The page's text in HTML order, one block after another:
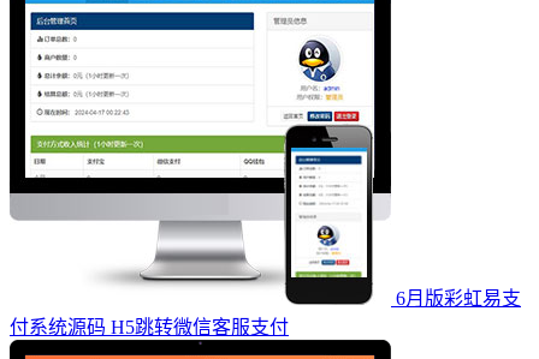
6月版彩虹易支
付系统源码 H5跳转微信客服支付